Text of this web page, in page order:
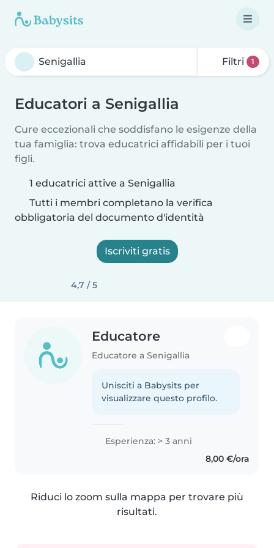
Filtri 1
Educatori a Senigallia
Cure eccezionali che soddisfano le esigenze della
tua famiglia: trova educatrici affidabili per i tuoi
figli.
1 educatrici attive a Senigallia
Tutti i membri completano la verifica
obbligatoria del documento d'identità
Iscriviti gratis
4,7 / 5
Educatore
Educatore a Senigallia
Unisciti a Babysits per
visualizzare questo profilo.
Esperienza: > 3 anni
8,00 €/ora
Riduci lo zoom sulla mappa per trovare più
risultati.